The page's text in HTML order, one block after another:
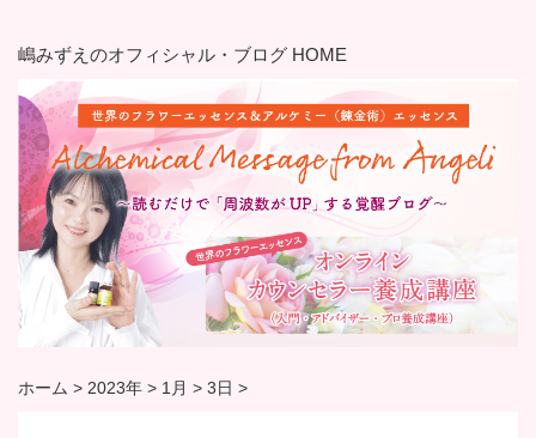
嶋みずえのオフィシャル・ブログ HOME
ホーム > 2023年 > 1月 > 3日 >